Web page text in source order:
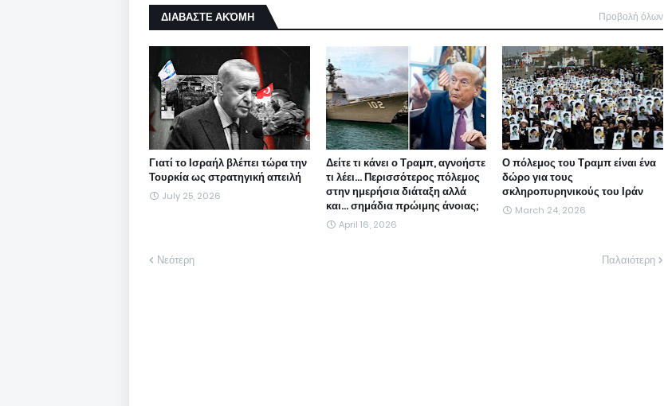
ΔΙΑΒΑΣΤΕ ΑΚΌΜΗ Προβολή όλων
Γιατί το Ισραήλ βλέπει τώρα την
Τουρκία ως στρατηγική απειλή
July 25, 2026
Δείτε τι κάνει ο Τραμπ, αγνοήστε
τι λέει... Περισσότερος πόλεμος
στην ημερήσια διάταξη αλλά
και... σημάδια πρώιμης άνοιας;
April 16, 2026
Ο πόλεμος του Τραμπ είναι ένα
δώρο για τους
σκληροπυρηνικούς του Ιράν
March 24, 2026
Νεότερη Παλαιότερη